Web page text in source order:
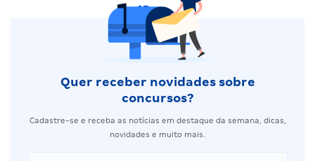
Quer receber novidades sobre
concursos?
Cadastre-se e receba as notícias em destaque da semana, dicas,
novidades e muito mais.